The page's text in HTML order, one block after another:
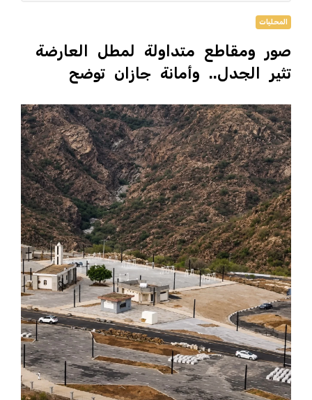
المحليات
صور ومقاطع متداولة لمطل العارضة
تثير الجدل.. وأمانة جازان توضح